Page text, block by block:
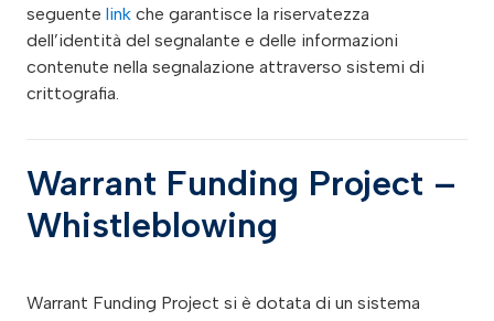
seguente link che garantisce la riservatezza
dell’identità del segnalante e delle informazioni
contenute nella segnalazione attraverso sistemi di
crittografia.
Warrant Funding Project –
Whistleblowing
Warrant Funding Project si è dotata di un sistema